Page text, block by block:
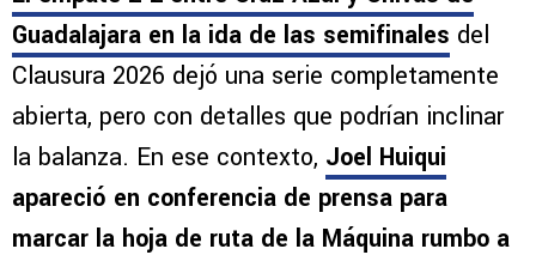
Guadalajara en la ida de las semifinales del
Clausura 2026 dejó una serie completamente
abierta, pero con detalles que podrían inclinar
la balanza. En ese contexto, Joel Huiqui
apareció en conferencia de prensa para
marcar la hoja de ruta de la Máquina rumbo a